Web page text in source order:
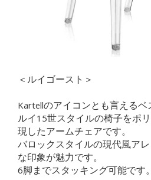
＜ルイゴースト＞
Kartellのアイコンとも言えるベ
ルイ15世スタイルの椅子をポ
現したアームチェアです。
バロックスタイルの現代風ア
な印象が魅力です。
6脚までスタッキング可能です。